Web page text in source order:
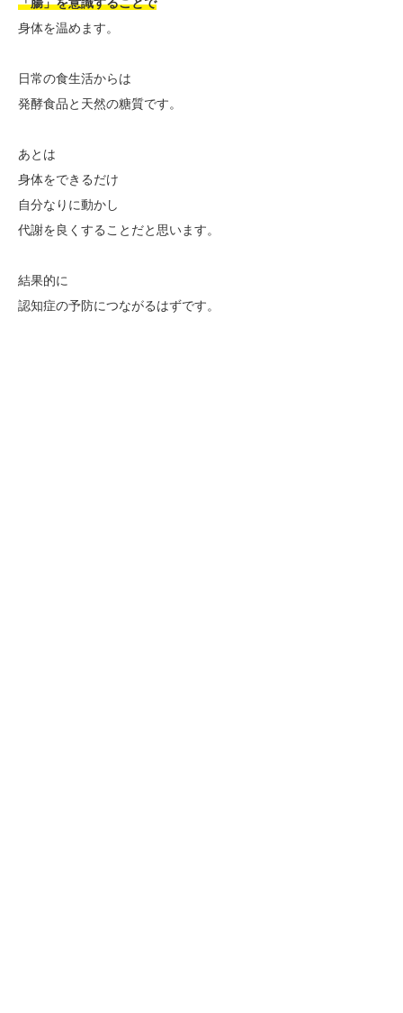
「腸」を意識することで
身体を温めます。
日常の食生活からは
発酵食品と天然の糖質です。
あとは
身体をできるだけ
自分なりに動かし
代謝を良くすることだと思います。
結果的に
認知症の予防につながるはずです。